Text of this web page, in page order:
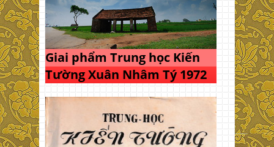
Giai phẩm Trung học Kiến
Tường Xuân Nhâm Tý 1972